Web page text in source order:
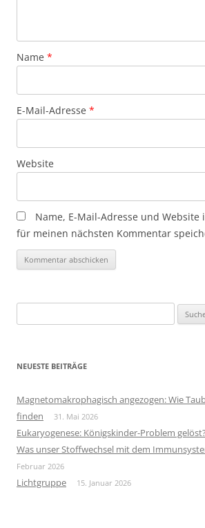
Name *
E-Mail-Adresse *
Website
Name, E-Mail-Adresse und Website
für meinen nächsten Kommentar
nach:
NEUESTE BEITRÄGE
Magnetomakrophagisch angezogen: Wie
finden
31. Mai 2026
Eukaryogenese: Königskinder-Problem gelöst?
Was unser Stoffwechsel mit dem
Februar 2026
Lichtgruppe 15. Januar 2026